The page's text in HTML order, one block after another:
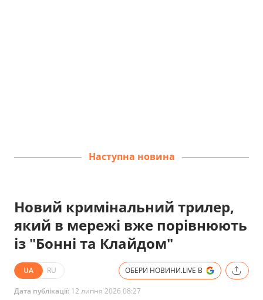
Наступна новина
Новий кримінальний трилер,
який в мережі вже порівнюють
із "Бонні та Клайдом"
UA RU ОБЕРИ НОВИНИ.LIVE В
Дата публікації: 12 липня 2026 08:27